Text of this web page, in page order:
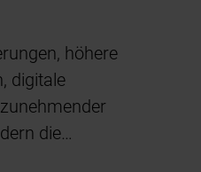
höhere
digitale
die…